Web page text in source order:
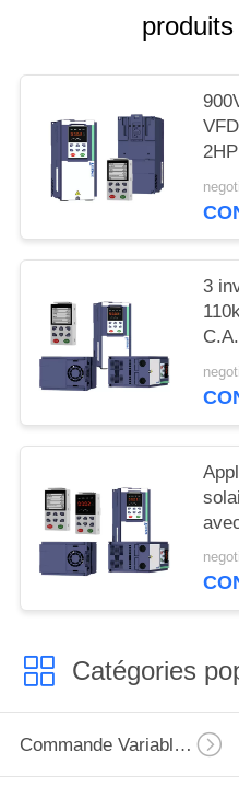
POLITIQUE
PROTECTION
LA
PRIVÉE
3
Catégories
Commande Variable De Fréquence De VFD